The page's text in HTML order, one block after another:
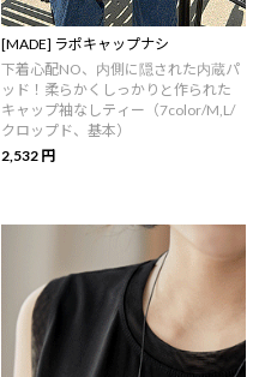
[MADE] ラポキャップナシ
下着心配NO、内側に隠された内蔵パ
ッド！柔らかくしっかりと作られた
キャップ袖なしティー（7color/M,L/
クロップド、基本）
2,532 円